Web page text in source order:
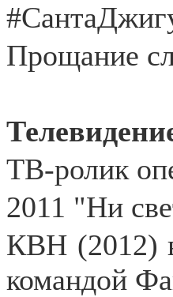
Прощание
ТВ-ролик
2011 "Ни
КВН (2012)
командой